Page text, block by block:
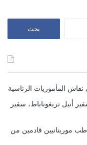
المأموريات الرئاسية
أنيل تريغوناياط، سفير
موريتانيين قادمين من